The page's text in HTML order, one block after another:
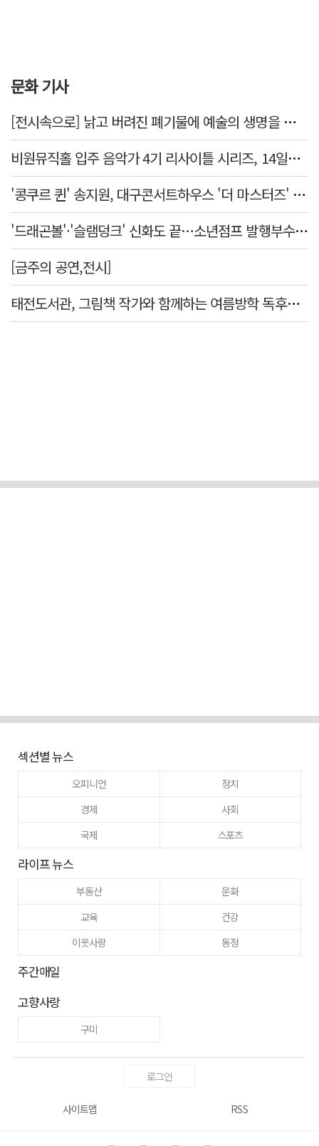
문화 기사
[전시속으로] 낡고 버려진 폐기물에 예술의 생명을 불어넣다…김결수 개인전
비원뮤직홀 입주 음악가 4기 리사이틀 시리즈, 14일부터 6주간 개최
'콩쿠르 퀸' 송지원, 대구콘서트하우스 '더 마스터즈' 무대 오른다
'드래곤볼'·'슬램덩크' 신화도 끝…소년점프 발행부수 100만부 붕괴
[금주의 공연,전시]
태전도서관, 그림책 작가와 함께하는 여름방학 독후체험 운영
섹션별 뉴스
오피니언
정치
경제
사회
국제
스포츠
라이프 뉴스
부동산
문화
교육
건강
이웃사랑
동정
주간매일
고향사랑
구미
로그인
사이트맵 RSS